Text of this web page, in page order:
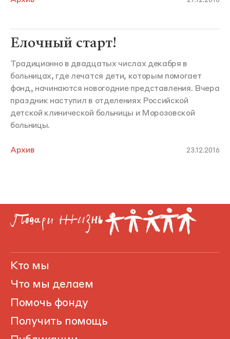
Елочный старт!
Традиционно в двадцатых числах декабря в
больницах, где лечатся дети, которым помогает
фонд, начинаются новогодние представления. Вчера
праздник наступил в отделениях Российской
детской клинической больницы и Морозовской
больницы.
Архив 23.12.2016
Кто мы
Что мы делаем
Помочь фонду
Получить помощь